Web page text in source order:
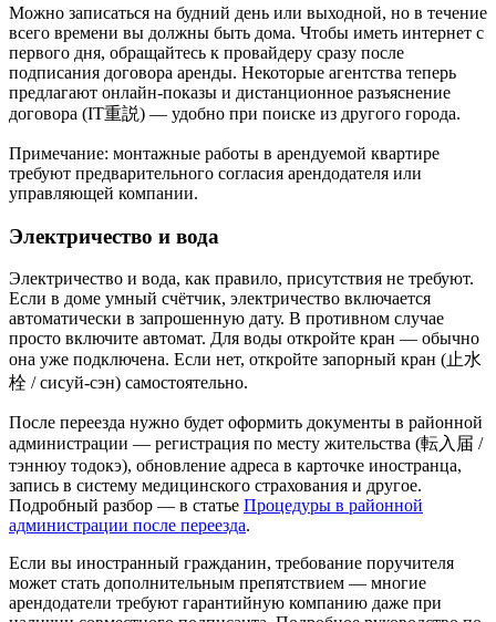
Можно записаться на будний день или выходной, но в течение
всего времени вы должны быть дома. Чтобы иметь интернет с
первого дня, обращайтесь к провайдеру сразу после
подписания договора аренды. Некоторые агентства теперь
предлагают онлайн-показы и дистанционное разъяснение
договора (IT重説) — удобно при поиске из другого города.
Примечание: монтажные работы в арендуемой квартире
требуют предварительного согласия арендодателя или
управляющей компании.
Электричество и вода
Электричество и вода, как правило, присутствия не требуют.
Если в доме умный счётчик, электричество включается
автоматически в запрошенную дату. В противном случае
просто включите автомат. Для воды откройте кран — обычно
она уже подключена. Если нет, откройте запорный кран (止水
栓 / сисуй-сэн) самостоятельно.
После переезда нужно будет оформить документы в районной
администрации — регистрация по месту жительства (転入届 /
тэннюу тодокэ), обновление адреса в карточке иностранца,
запись в систему медицинского страхования и другое.
Подробный разбор — в статье Процедуры в районной
администрации после переезда.
Если вы иностранный гражданин, требование поручителя
может стать дополнительным препятствием — многие
арендодатели требуют гарантийную компанию даже при